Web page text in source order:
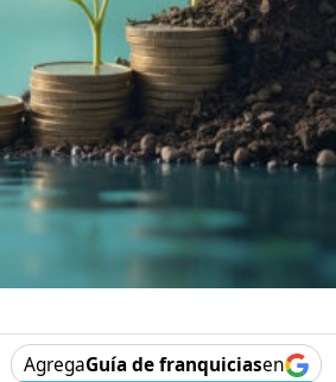
AgregaGuía de franquiciasen